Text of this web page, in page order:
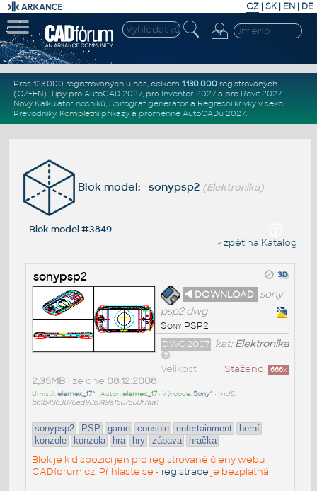
CZ | SK| EN | DE
Přes 123.000 registrovaných u nás, celkem 1.130.000registrovaných
(CZ+EN). Tipy pro AutoCAD 2027, pro Inventor 2027a pro Revit 2027.
Nový Kalkulátor nosníků, Spirograf generátor a Regresní křivkyv sekci
Převodníky. Kompletní příkazya proměnné AutoCADu 2027.
Blok-model: sonypsp2 (Elektronika)
Blok-model #3849
« zpět na Katalog
sonypsp2
◄ DOWNLOAD sony
psp2.dwg
Sony PSP2
kat:Elektronika
DWG2007
Staženo: 666x
Velikost
2,35MB• ze dne 08.12.2008
Umístil:elemex_17^ • Autor:elemex_17• Výrobce:Sony^ • md5:
b61b4863870ed986749a1507c00f7aa1
sonypsp2 PSP game console entertainment
herní
konzole
konzola hra hry zábava hračka
Blok je k dispozici jen pro registrované členy webu
CADforum.cz. Přihlaste se - registrace je bezplatná.